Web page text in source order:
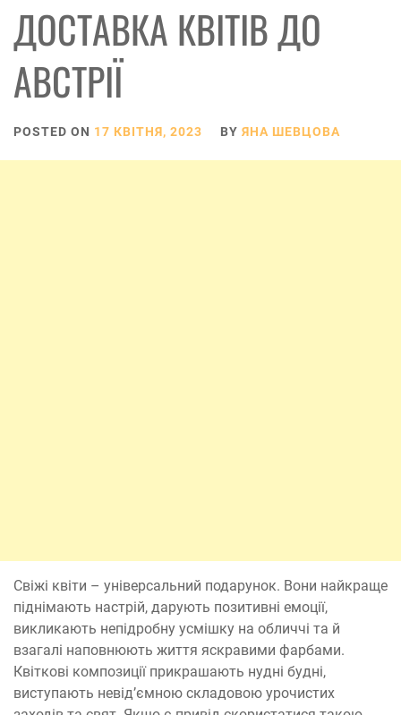
ДОСТАВКА КВІТІВ ДО
АВСТРІЇ
POSTED ON 17 КВІТНЯ, 2023 BY ЯНА ШЕВЦОВА
Свіжі квіти – універсальний подарунок. Вони найкраще
піднімають настрій, дарують позитивні емоції,
викликають непідробну усмішку на обличчі та й
взагалі наповнюють життя яскравими фарбами.
Квіткові композиції прикрашають нудні будні,
виступають невід’ємною складовою урочистих